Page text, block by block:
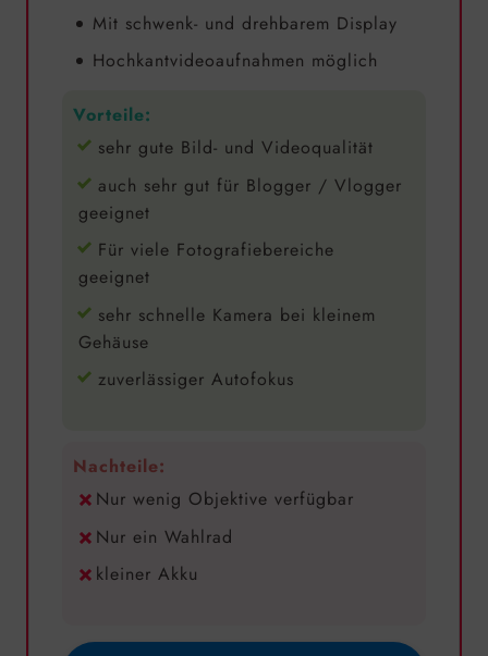
Mit schwenk- und drehbarem Display
Hochkantvideoaufnahmen möglich
Vorteile:
sehr gute Bild- und Videoqualität
auch sehr gut für Blogger / Vlogger
geeignet
Für viele Fotografiebereiche
geeignet
sehr schnelle Kamera bei kleinem
Gehäuse
zuverlässiger Autofokus
Nachteile:
Nur wenig Objektive verfügbar
Nur ein Wahlrad
kleiner Akku